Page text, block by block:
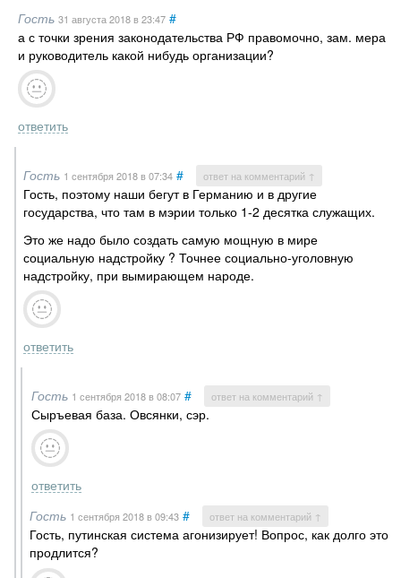
Гость 31 августа 2018в 23:47 #
а с точки зрения законодательства РФ правомочно, зам. мера
и руководитель какой нибудь организации?
ответить
Гость 1 сентября 2018в 07:34 # ответ на комментарий ↑
Гость, поэтому наши бегут в Германию и в другие
государства, что там в мэрии только 1-2 десятка служащих.
Это же надо было создать самую мощную в мире
социальную надстройку ? Точнее социально-уголовную
надстройку, при вымирающем народе.
ответить
Гость 1 сентября 2018в 08:07 # ответ на комментарий ↑
Сыръевая база. Овсянки, сэр.
ответить
Гость 1 сентября 2018в 09:43 # ответ на комментарий ↑
Гость, путинская система агонизирует! Вопрос, как долго это
продлится?